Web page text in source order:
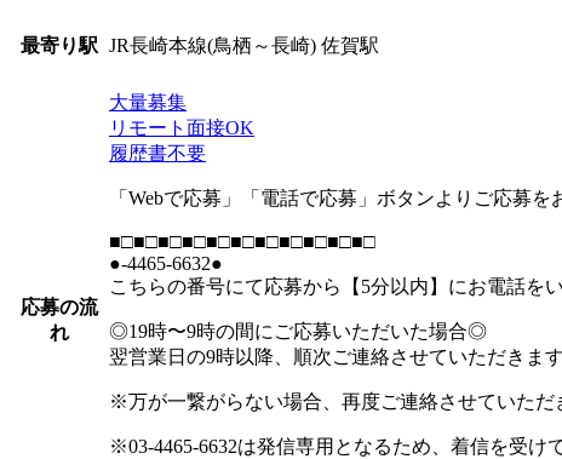
最寄り駅 JR長崎本線(鳥栖～長崎) 佐賀駅
応募の流
れ
大量募集
リモート面接OK
履歴書不要
「Webで応募」「電話で応募」ボタンよりご応募を
■□■□■□■□■□■□■□■□■□■□■□
●-4465-6632●
こちらの番号にて応募から【5分以内】にお電話をい
◎19時〜9時の間にご応募いただいた場合◎
翌営業日の9時以降、順次ご連絡させていただきます
※万が一繋がらない場合、再度ご連絡させていただ
※03-4465-6632は発信専用となるため、着信を受け